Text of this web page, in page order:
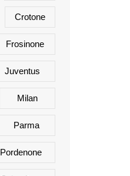
Crotone
Frosinone
Juventus
Milan
Parma
Pordenone